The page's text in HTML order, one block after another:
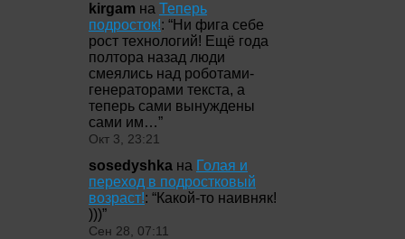
kirgam на Теперь
подросток!: “Ни фига себе
рост технологий! Ещё года
полтора назад люди
смеялись над роботами-
генераторами текста, а
теперь сами вынуждены
сами им…”
Окт 3, 23:21
sosedyshka на Голая и
переход в подростковый
возраст!: “Какой-то наивняк!
)))”
Сен 28, 07:11